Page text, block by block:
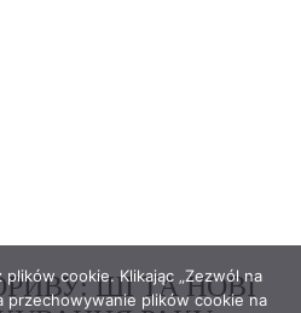
cookie. Klikając „Zezwól na
przechowywanie plików cookie na